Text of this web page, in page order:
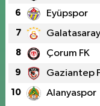
6 Eyüpspor
7 Galatasaray
8 Çorum FK
9 Gaziantep
10 Alanyaspor